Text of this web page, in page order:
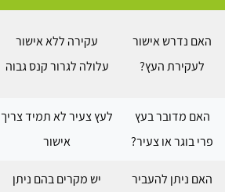
האם נדרש אישור
לעקירת העץ?
עקירה ללא אישור
עלולה לגרור קנס גבוה
האם מדובר בעץ
פרי בוגר או צעיר?
לעץ צעיר לא תמיד צריך
אישור
האם ניתן להעביר
יש מקרים בהם ניתן